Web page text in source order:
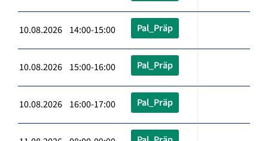
10.08.2026 14:00-15:00 Pal_Präp
10.08.2026 15:00-16:00 Pal_Präp
10.08.2026 16:00-17:00 Pal_Präp